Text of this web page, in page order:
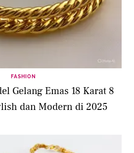
FASHION
Gelang Emas 18 Karat 8
dan Modern di 2025